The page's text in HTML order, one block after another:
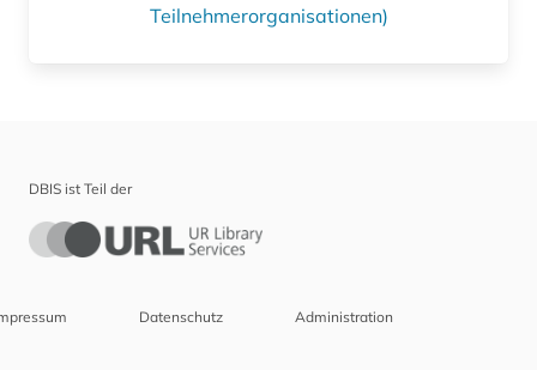
Teilnehmerorganisationen)
DBIS ist Teil der
Datenschutz Administration